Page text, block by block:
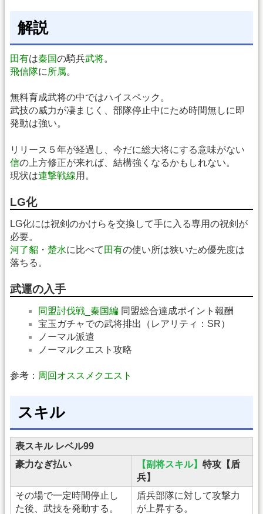
解説
田有は秦国の騎兵武将。
飛信隊に 所属。
無料育成武将の中ではハイスペック。
武技の威力が凄まじく、部隊停止中にため時間無しに即
発動は強い。
リリース５年が経過し、今だに総大将にする意味がない
信の上方修正が来れば、結構強くなるかもしれない。
現状は連撃戦線用。
LG化
LG化には祝剣のかけらを交換して手に入る専用の祝剣が
必要。
河了貂 ・ 楚水に比べて 田有の使い所は狭いため優先度は
落ちる。
武運の入手
同盟討伐戦_秦国編 同盟総合達成ポイント報酬
宝玉ガチャでの武将排出（レアリティ：SR）
ノーマル派遣
ノーマルクエスト攻略
参考： 周回オススメクエスト
スキル
表スキル レベル99
豪力なぎ払い
【副将スキル】 特攻【盾
兵】
その場で一定時間停止し
た後、武技を発動する。
盾兵部隊に対して攻撃力
が上昇する。